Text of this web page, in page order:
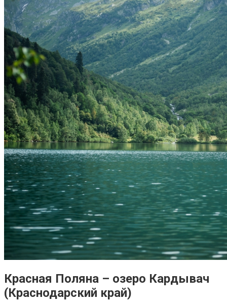
Красная Поляна – озеро Кардывач
(Краснодарский край)